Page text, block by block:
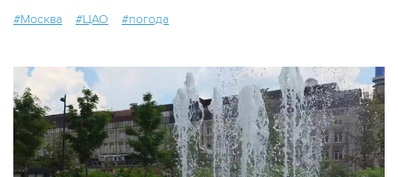
#Москва #ЦАО #погода